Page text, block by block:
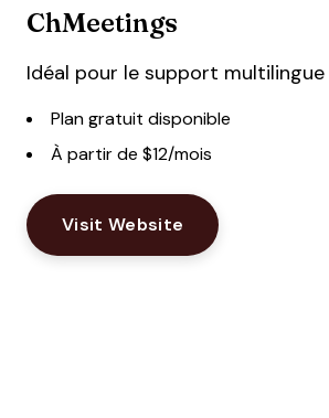
ChMeetings
Idéal pour le support multilingue
Plan gratuit disponible
À partir de $12/mois
Visit Website